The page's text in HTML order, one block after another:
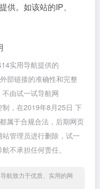
供。如该站的IP、
实用导航提供的
部链接的准确性和完整
由试一试导航网
，在2019年8月25日 下
属于合规合法，后期网页
管理员进行删除，试一
不承担任何责任。
航致力于优质、实用的网